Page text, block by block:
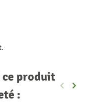
ce produit
:
keyboard_arrow_left keyboard_arrow_right